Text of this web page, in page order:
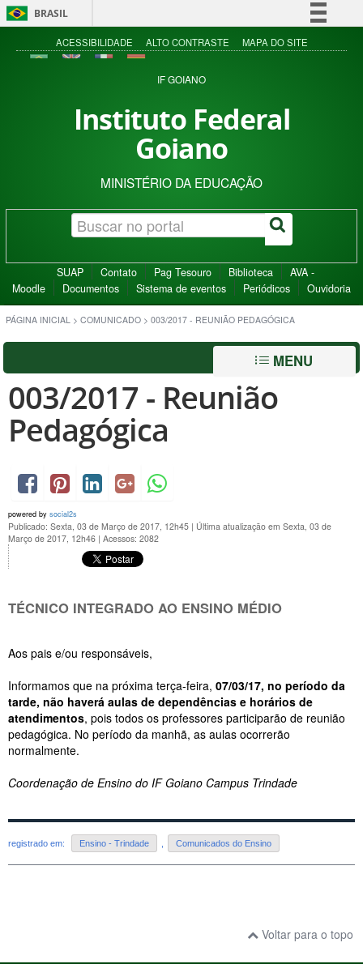
BRASIL
Simplifique!
Acesso à informação
ACESSIBILIDADE ALTO CONTRASTE MAPA DO SITE
IF GOIANO
Instituto Federal
Goiano
MINISTÉRIO DA EDUCAÇÃO
SUAP Contato Pag Tesouro Biblioteca
AVA -
Moodle
Documentos Sistema de eventos Periódicos Ouvidoria
PÁGINA INICIAL > COMUNICADO > 003/2017 - REUNIÃO PEDAGÓGICA
MENU
003/2017 - Reunião
Pedagógica
powered by social2s
Publicado: Sexta, 03 de Março de 2017, 12h45 | Última atualização em Sexta, 03 de
Março de 2017, 12h46 | Acessos: 2082
TÉCNICO INTEGRADO AO ENSINO MÉDIO
Aos pais e/ou responsáveis,
Informamos que na próxima terça-feira, 07/03/17, no período da
tarde, não haverá aulas de dependências e horários de
atendimentos, pois todos os professores participarão de reunião
pedagógica. No período da manhã, as aulas ocorrerão
normalmente.
Coordenação de Ensino do IF Goiano Campus Trindade
registrado em: Ensino - Trindade Comunicados do Ensino
Voltar para o topo